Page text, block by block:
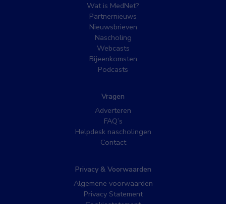
Wat is MedNet?
Partnernieuws
Nieuwsbrieven
Nascholing
Webcasts
Bijeenkomsten
Podcasts
Vragen
Adverteren
FAQ’s
Helpdesk nascholingen
Contact
Privacy & Voorwaarden
Algemene voorwaarden
Privacy Statement